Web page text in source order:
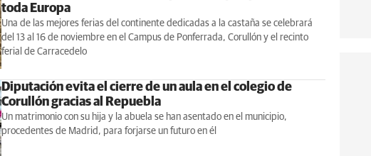
toda Europa
Una de las mejores ferias del continente dedicadas a la castaña se celebrará
del 13 al 16 de noviembre en el Campus de Ponferrada, Corullón y el recinto
ferial de Carracedelo
Diputación evita el cierre de un aula en el colegio de
Corullón gracias al Repuebla
Un matrimonio con su hija y la abuela se han asentado en el municipio,
procedentes de Madrid, para forjarse un futuro en él